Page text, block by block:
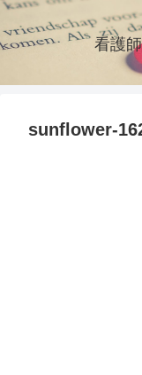
看護
sunflower-